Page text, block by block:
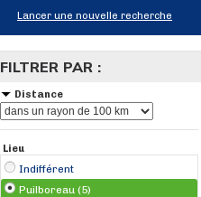
Lancer une nouvelle recherche
FILTRER PAR :
Distance
Lieu
Indifférent
Puilboreau (5)